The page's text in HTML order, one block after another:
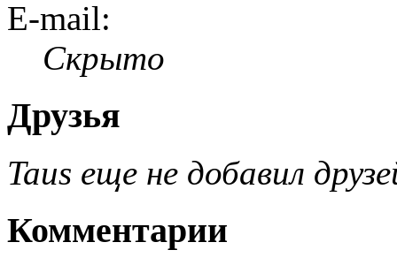
E-mail:
Скрыто
Друзья
Taus еще не добавил
Комментарии